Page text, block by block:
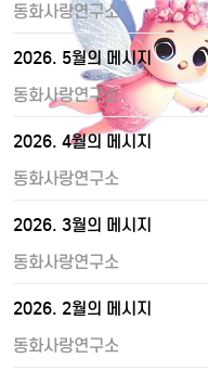
동화사랑연구소
2026. 5월의 메시지
동화사랑연구소
2026. 4월의 메시지
동화사랑연구소
2026. 3월의 메시지
동화사랑연구소
2026. 2월의 메시지
동화사랑연구소